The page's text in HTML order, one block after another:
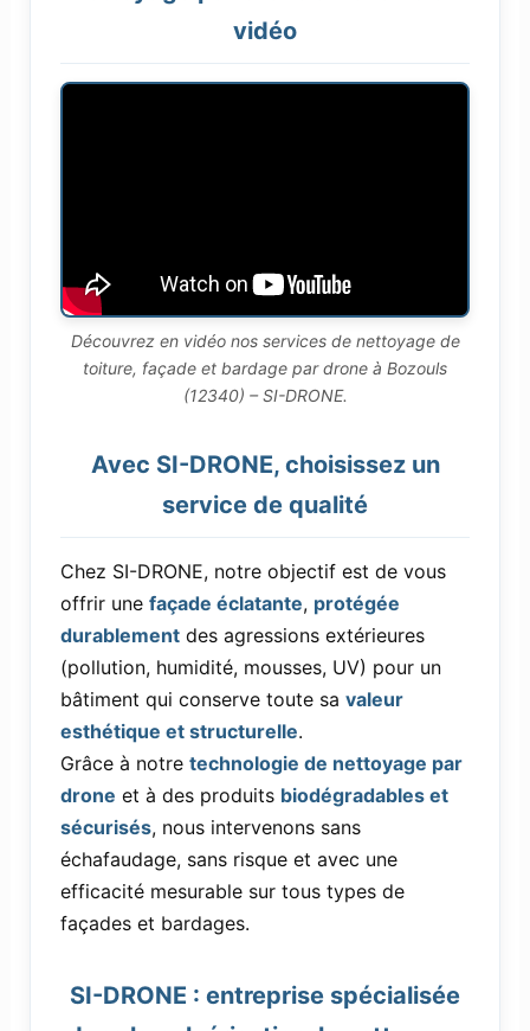
vidéo
Découvrez en vidéo nos services de nettoyage de
toiture, façade et bardage par drone à Bozouls
(12340) – SI-DRONE.
Avec SI-DRONE, choisissez un
service de qualité
Chez SI-DRONE, notre objectif est de vous
offrir une façade éclatante, protégée
durablementdes agressions extérieures
(pollution, humidité, mousses, UV) pour un
bâtiment qui conserve toute sa valeur
esthétique et structurelle.
Grâce à notre technologie de nettoyage par
drone et à des produits biodégradables et
sécurisés, nous intervenons sans
échafaudage, sans risque et avec une
efficacité mesurable sur tous types de
façades et bardages.
SI-DRONE : entreprise spécialisée